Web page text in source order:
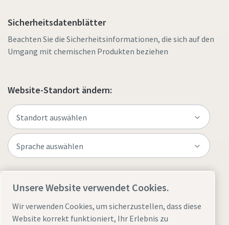
Sicherheitsdatenblätter
Beachten Sie die Sicherheitsinformationen, die sich auf den
Umgang mit chemischen Produkten beziehen
Website-Standort ändern:
Unsere Website verwendet Cookies.
Wir verwenden Cookies, um sicherzustellen, dass diese
Website korrekt funktioniert, Ihr Erlebnis zu